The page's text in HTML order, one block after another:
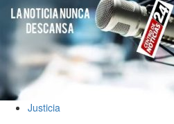
Justicia